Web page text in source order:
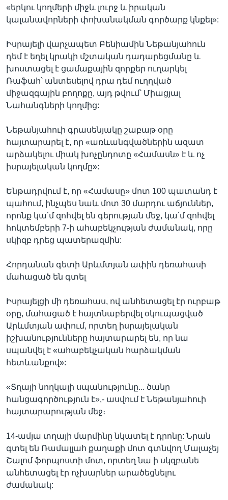
«երկու կողմերի միջև լուրջ և իրական
կալանավորների փոխանակման գործարք կնքել»:
Իսրայելի վարչապետ Բենիամին Նեթանյահուն
դեմ է եղել կրակի մշտական դադարեցմանը և
խոստացել է ցամաքային զորքեր ուղարկել
Ռաֆահ՝ անտեսելով դրա դեմ ուղղված
միջազգային բողոքը, այդ թվում՝ Միացյալ
Նահանգների կողմից:
Նեթանյահուի գրասենյակը շաբաթ օրը
հայտարարել է, որ «առևանգվածներին ազատ
արձակելու միակ խոչընդոտը «Համասն» է և ոչ
իսրայելական կողմը»:
Ենթադրվում է, որ «Համասը» մոտ 100 պատանդ է
պահում, ինչպես նաև մոտ 30 մարդու աճյուններ,
որոնք կա՛մ զոհվել են գերության մեջ, կա՛մ զոհվել
հոկտեմբերի 7-ի ահաբեկչության ժամանակ, որը
սկիզբ դրեց պատերազմին:
Հորդանան գետի Արևմտյան ափին դեռահասի
մահացած են գտել
Իսրայելցի մի դեռահաս, ով անհետացել էր ուրբաթ
օրը, մահացած է հայտնաբերվել օկուպացված
Արևմտյան ափում, որտեղ իսրայելական
իշխանությունները հայտարարել են, որ նա
սպանվել է «ահաբեկչական հարձակման
հետևանքով»:
«Տղայի նողկալի սպանությունը... ծանր
հանցագործություն է»,- ասվում է Նեթանյահուի
հայտարարության մեջ։
14-ամյա տղայի մարմինը նկատել է դրոնը: Նրան
գտել են Ռամալլահ քաղաքի մոտ գտնվող Մալաչեյ
Շալոմ ֆորպոստի մոտ, որտեղ նա ի սկզբանե
անհետացել էր ոչխարներ արածեցնելու
ժամանակ: